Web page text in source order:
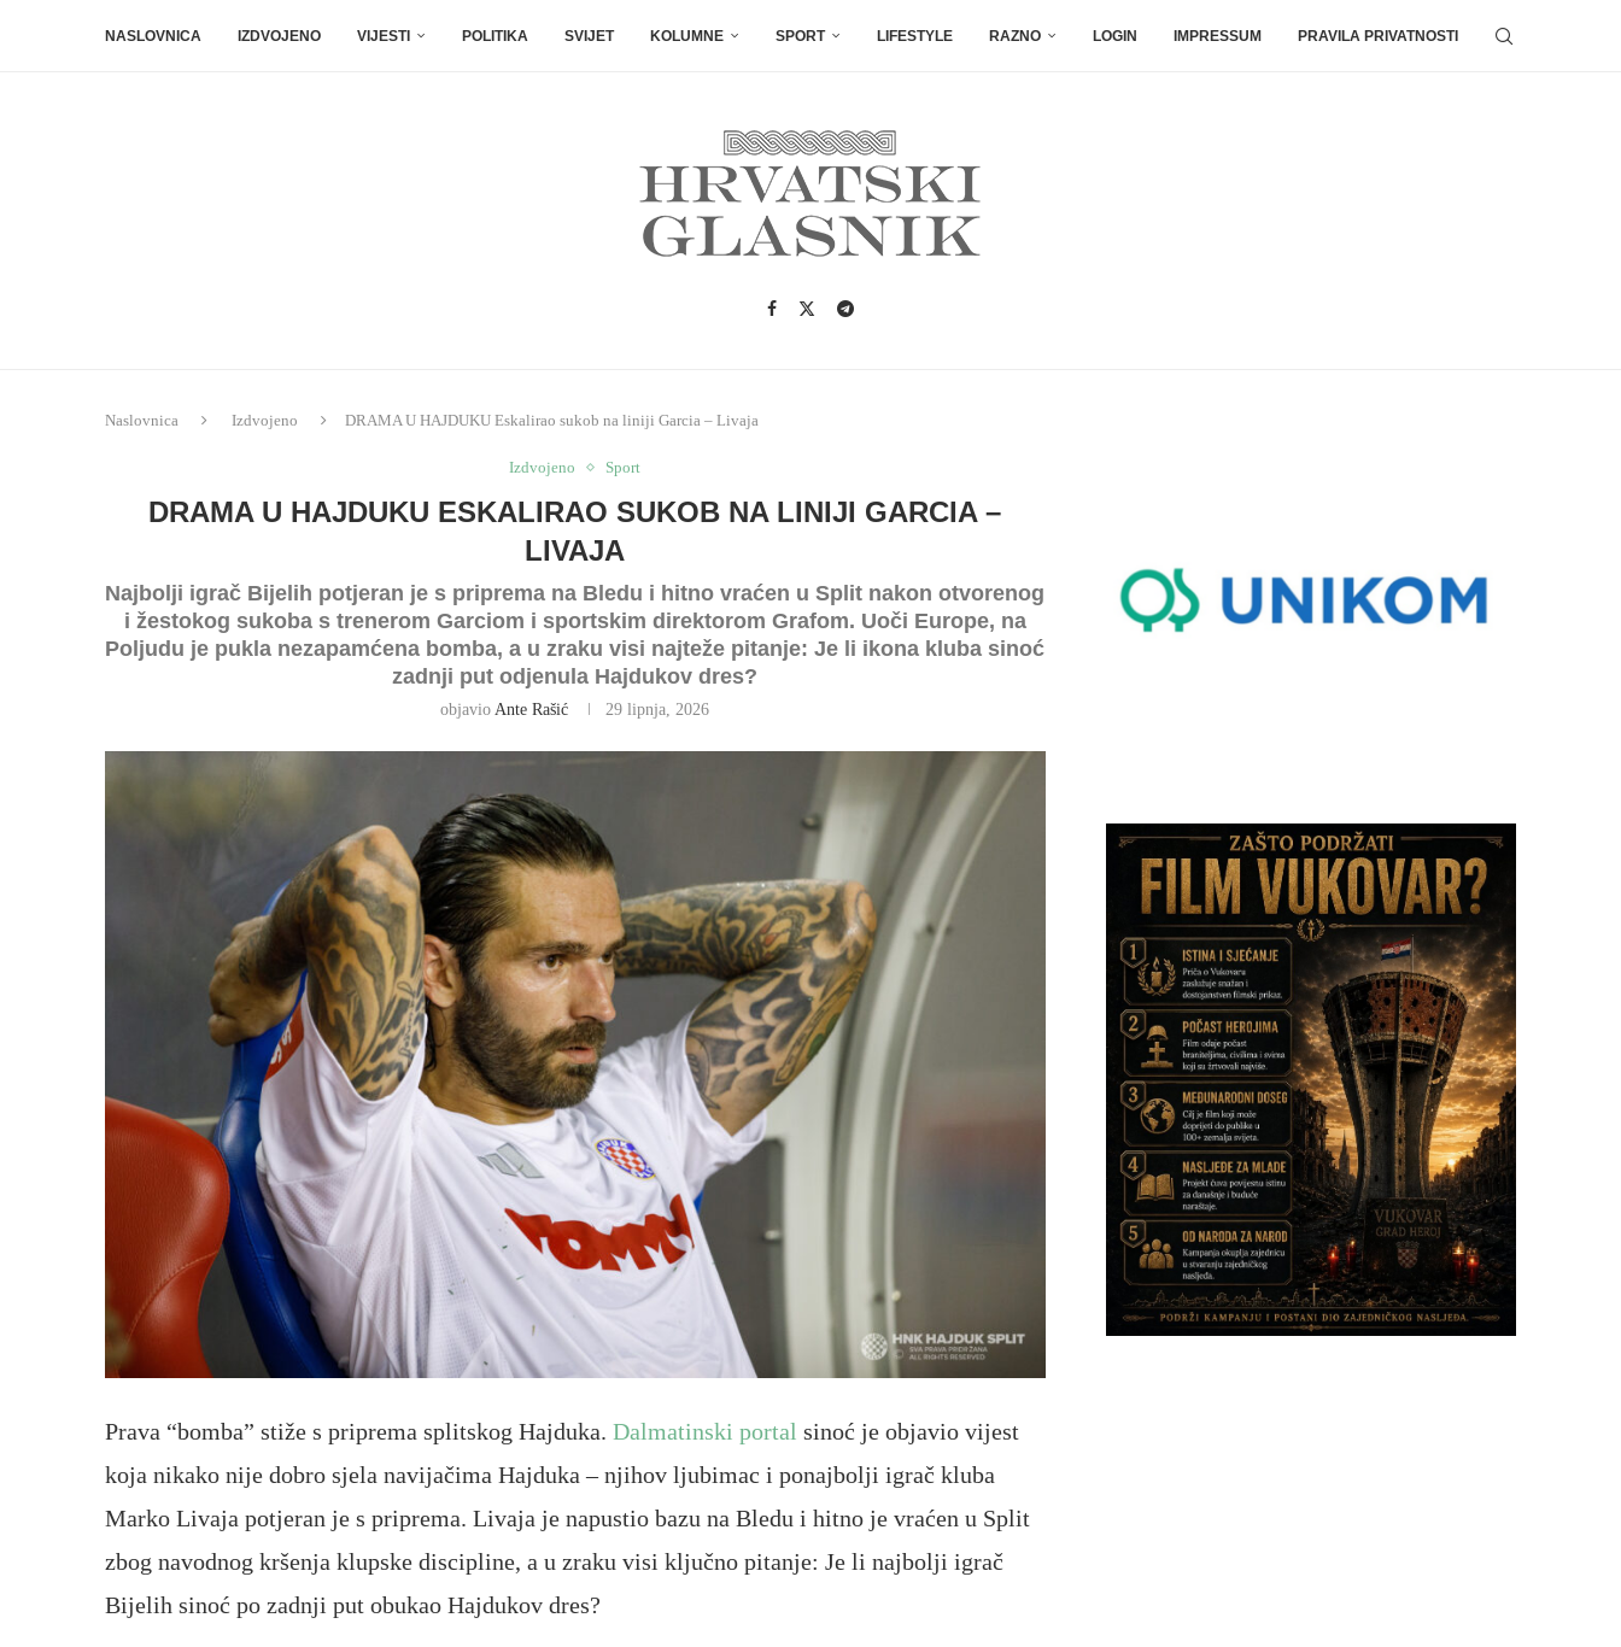
NASLOVNICA IZDVOJENO VIJESTI POLITIKA SVIJET KOLUMNE SPORT LIFESTYLE RAZNO LOGIN IMPRESSUM PRAVILA PRIVATNOSTI
Naslovnica Izdvojeno DRAMA U HAJDUKU Eskalirao sukob na liniji Garcia – Livaja
Izdvojeno Sport
DRAMA U HAJDUKU ESKALIRAO SUKOB NA LINIJI GARCIA –
LIVAJA
Najbolji igrač Bijelih potjeran je s priprema na Bledu i hitno vraćen u Split nakon otvorenog
i žestokog sukoba s trenerom Garciom i sportskim direktorom Grafom. Uoči Europe, na
Poljudu je pukla nezapamćena bomba, a u zraku visi najteže pitanje: Je li ikona kluba sinoć
zadnji put odjenula Hajdukov dres?
objavioAnte Rašić 29 lipnja, 2026
Prava “bomba” stiže s priprema splitskog Hajduka. Dalmatinski portal sinoć je objavio vijest
koja nikako nije dobro sjela navijačima Hajduka – njihov ljubimac i ponajbolji igrač kluba
Marko Livaja potjeran je s priprema. Livaja je napustio bazu na Bledu i hitno je vraćen u Split
zbog navodnog kršenja klupske discipline, a u zraku visi ključno pitanje: Je li najbolji igrač
Bijelih sinoć po zadnji put obukao Hajdukov dres?